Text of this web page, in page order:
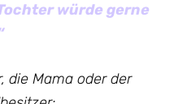
würde gerne
die Mama oder der